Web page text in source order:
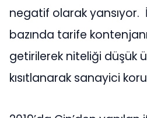
negatif olarak yansıyor.
bazında tarife
getirilerek niteliği düşük
kısıtlanarak sanayici